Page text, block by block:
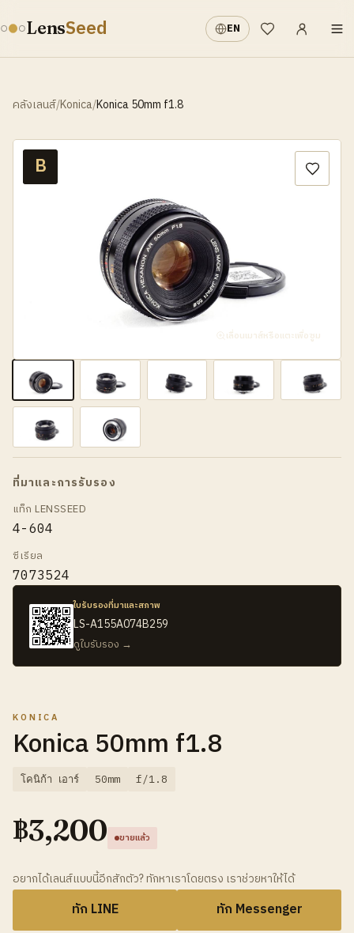
LensSeed EN รายการที่อยากได้
เข้าสู่ระบบ·
คลังเลนส์/Konica/Konica 50mm f1.8
B
เลื่อนเมาส์หรือแตะเพื่อซูม
ที่มาและการรับรอง
แท็ก LENSSEED
4-604
ซีเรียล
7073524
ใบรับรองที่มาและสภาพ
LS-A155A074B259
ดูใบรับรอง →
KONICA
Konica 50mm f1.8
โคนิก้า เอาร์ 50mm f/1.8
฿3,200 ขายแล้ว
อยากได้เลนส์แบบนี้อีกสักตัว? ทักหาเราโดยตรง เราช่วยหาให้ได้
ทัก LINE ทัก Messenger